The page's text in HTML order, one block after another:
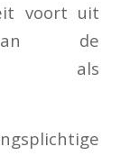
voort uit
de
als